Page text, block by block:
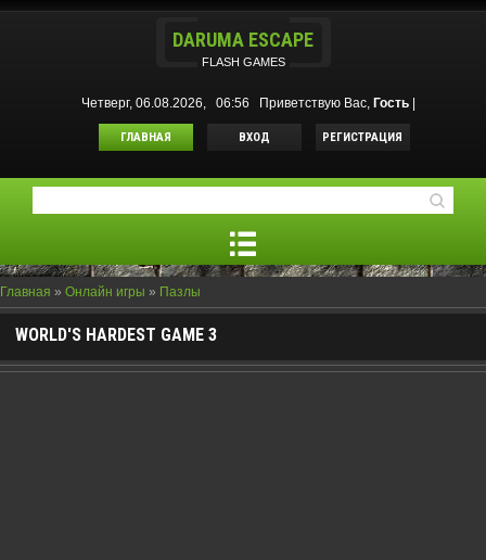
DARUMA ESCAPE
FLASH GAMES
Четверг, 06.08.2026, 06:56 Приветствую Вас, Гость
ГЛАВНАЯ ВХОД РЕГИСТРАЦИЯ
Главная » Онлайн игры » Пазлы
WORLD'S HARDEST GAME 3